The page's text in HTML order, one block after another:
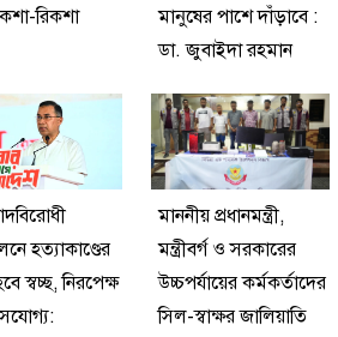
রিকশা
মানুষের পাশে দাঁড়াবে :
ডা. জুবাইদা রহমান
হত্যাকাণ্ডের
স্বচ্ছ, নিরপেক্ষ
মাননীয় প্রধানমন্ত্রী,
মন্ত্রীবর্গ ও সরকারের
উচ্চপর্যায়ের কর্মকর্তাদের
সিল-স্বাক্ষর জালিয়াতি